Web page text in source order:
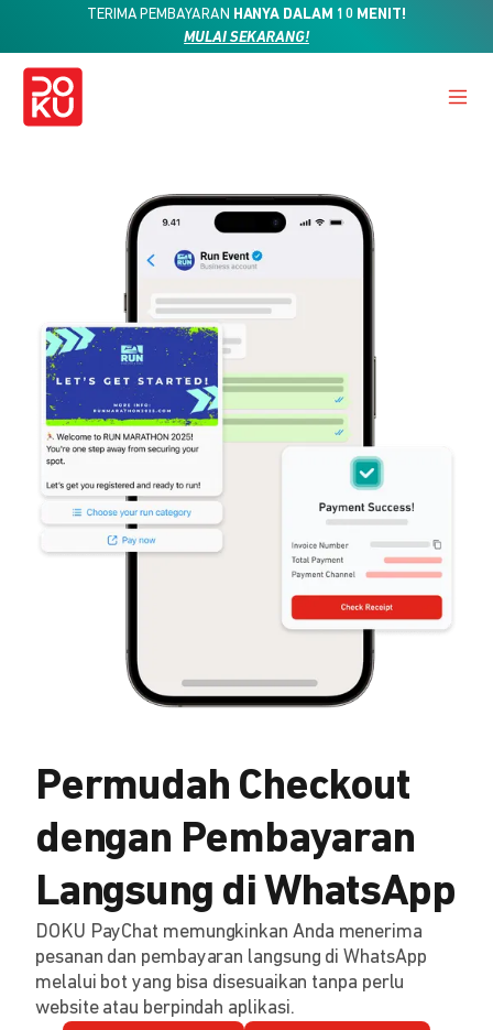
TERIMA PEMBAYARAN HANYA DALAM 10 MENIT!
MULAI SEKARANG!
Permudah Checkout
dengan Pembayaran
Langsung di WhatsApp
DOKU PayChat memungkinkan Anda menerima
pesanan dan pembayaran langsung di WhatsApp
melalui bot yang bisa disesuaikan tanpa perlu
website atau berpindah aplikasi.